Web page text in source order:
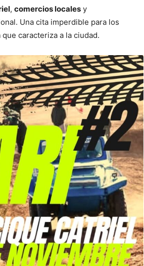
, comercios locales y
Una cita imperdible para los
caracteriza a la ciudad.